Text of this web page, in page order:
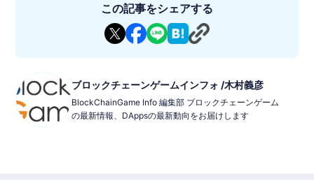
この記事をシェアする
ブロックチェーンゲームインフォ /木村義彦
BlockChainGame Info 編集部 ブロックチェーンゲーム
の最新情報、DAppsの最新動向をお届けします